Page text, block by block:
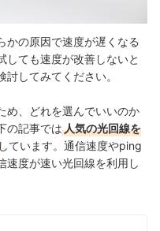
かの原因で速度が遅くなる
しても速度が改善しないと
してみてください。
め、どれを選んでいいのか
の記事では人気の光回線を
しています。通信速度やping
速度が速い光回線を利用し